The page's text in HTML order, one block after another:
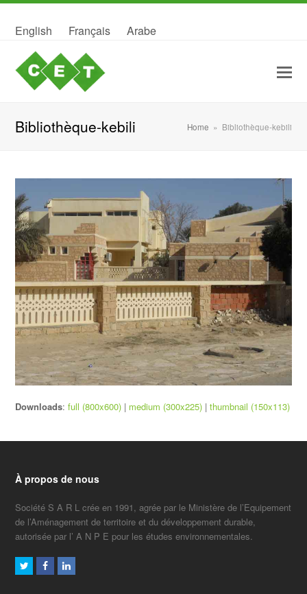
English Français Arabe
Bibliothèque-kebili Home » Bibliothèque-kebili
Downloads:full (800x600) | medium (300x225) |thumbnail (150x113)
À propos de nous
Société S A R L crée en 1991, agrée par le Ministère de l’Equipement
de l’Aménagement de territoire et du développement durable,
autorisée par l’ A N P E pour les études environnementales.
TwitterFacebookLinkedIn